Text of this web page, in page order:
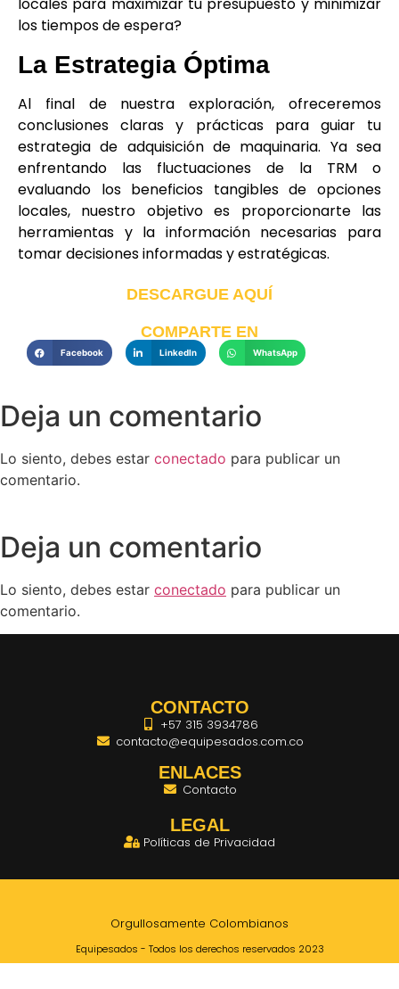
locales para maximizar tu presupuesto y minimizar
los tiempos de espera?
La Estrategia Óptima
Al final de nuestra exploración, ofreceremos
conclusiones claras y prácticas para guiar tu
estrategia de adquisición de maquinaria. Ya sea
enfrentando las fluctuaciones de la TRM o
evaluando los beneficios tangibles de opciones
locales, nuestro objetivo es proporcionarte las
herramientas y la información necesarias para
tomar decisiones informadas y estratégicas.
DESCARGUE AQUÍ
COMPARTE EN
Facebook LinkedIn WhatsApp
Deja un comentario
Lo siento, debes estar conectado para publicar un
comentario.
Deja un comentario
Lo siento, debes estar conectado para publicar un
comentario.
CONTACTO
+57 315 3934786
contacto@equipesados.com.co
ENLACES
Contacto
LEGAL
Políticas de Privacidad
Orgullosamente Colombianos
Equipesados - Todos los derechos reservados 2023